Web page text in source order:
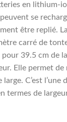
en lithium-
se
être replié.
carré de
pour 39.5 cm de
Elle permet de
C’est l’une
termes de